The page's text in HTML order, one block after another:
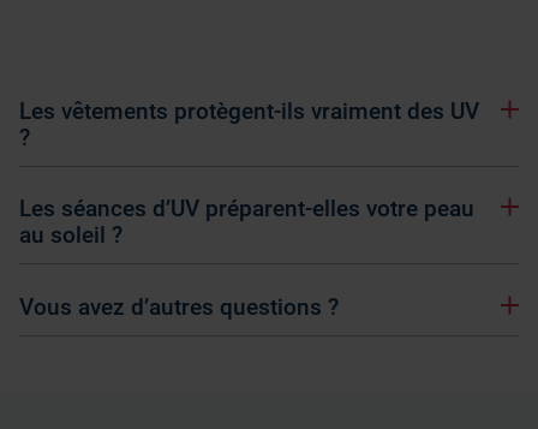
Les vêtements protègent-ils vraiment des UV
?
Les séances d’UV préparent-elles votre peau
au soleil ?
Vous avez d’autres questions ?